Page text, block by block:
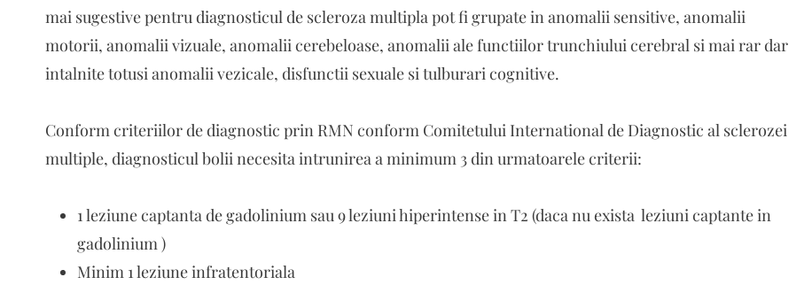
mai sugestive pentru diagnosticul de scleroza multipla pot fi grupate in anomalii sensitive, anomalii
motorii, anomalii vizuale, anomalii cerebeloase, anomalii ale functiilor trunchiului cerebral si mai rar dar
intalnite totusi anomalii vezicale, disfunctii sexuale si tulburari cognitive.
Conform criteriilor de diagnostic prin RMN conform Comitetului International de Diagnostic al sclerozei
multiple, diagnosticul bolii necesita intrunirea a minimum 3 din urmatoarele criterii:
1 leziune captanta de gadolinium sau 9 leziuni hiperintense in T2 (daca nu exista leziuni captante in
gadolinium )
Minim 1 leziune infratentoriala